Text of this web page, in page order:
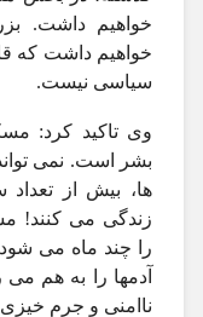
خواهیم داشت.
خواهیم داشت که
سیاسی نیست.
وی تاکید کرد:
بشر است. نمی تواند
ها، بیش از تعداد
زندگی می کنند!
را چند ماه می
آدمها را به هم می
ناامنی و جرم